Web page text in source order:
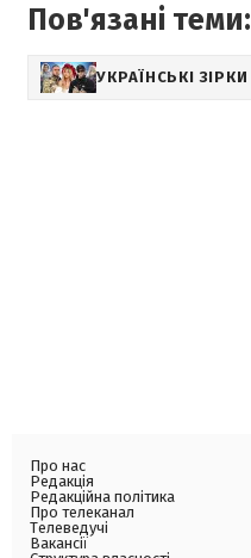
Пов'язані теми:
УКРАЇНСЬКІ ЗІРКИ
Про нас
Редакція
Редакційна політика
Про телеканал
Телеведучі
Вакансії